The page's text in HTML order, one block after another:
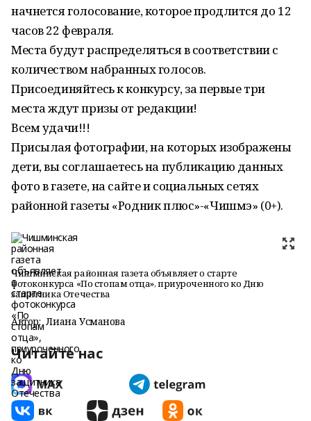
начнется голосование, которое продлится до 12
часов 22 февраля.
Места будут распределяться в соответствии с
количеством набранных голосов.
Присоединяйтесь к конкурсу, за первые три
места ждут призы от редакции!
Всем удачи!!!
Присылая фотографии, на которых изображены
дети, вы соглашаетесь на публикацию данных
фото в газете, на сайте и социальных сетях
районной газеты «Родник плюс»-«Чишмэ» (0+).
Чишминская районная газета объявляет о старте
фотоконкурса «По стопам отца», приуроченного ко Дню
защитника Отечества
Автор: Лиана Усманова
Читайте нас